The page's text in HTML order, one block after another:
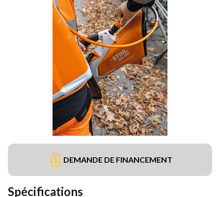
DEMANDE DE FINANCEMENT
Spécifications